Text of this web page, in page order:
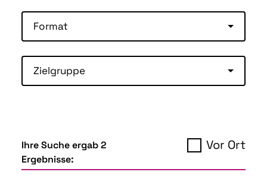
Format
Zielgruppe
Ihre Suche ergab 2
Ergebnisse:
Vor Ort